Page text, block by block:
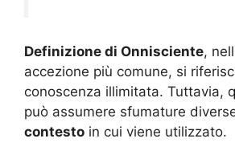
Definizione di Onnisciente,
accezione più comune, si
conoscenza illimitata. Tuttavia,
può assumere sfumature
contesto in cui viene utilizzato.